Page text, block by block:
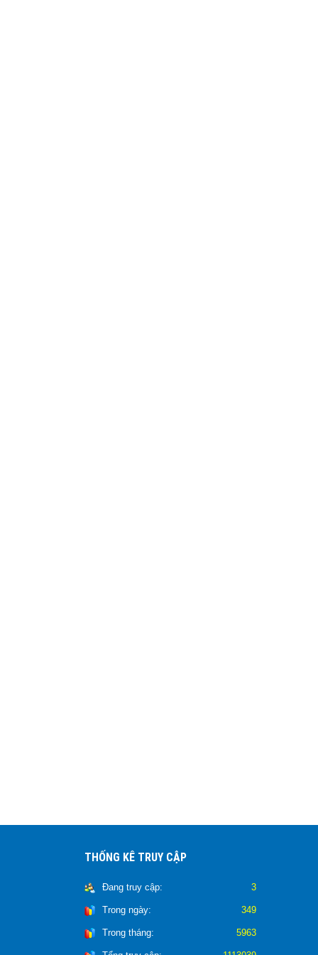
THỐNG KÊ TRUY CẬP
Đang truy cập: 3
Trong ngày: 349
Trong tháng: 5963